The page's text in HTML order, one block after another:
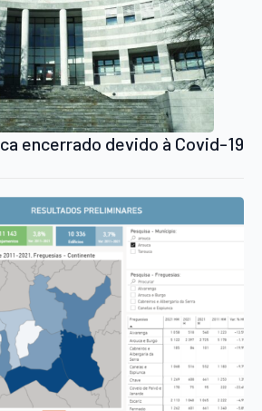
encerrado devido à Covid-19